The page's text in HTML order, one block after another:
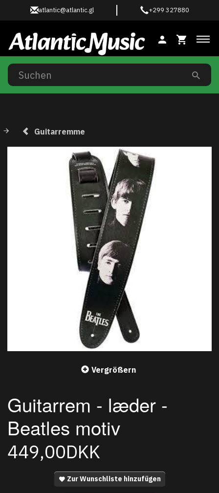
atlantic@atlantic.gl +299 327880
Guitarremme
Vergrößern
Guitarrem - læder -
Beatles motiv
449,00DKK
Zur Wunschliste hinzufügen